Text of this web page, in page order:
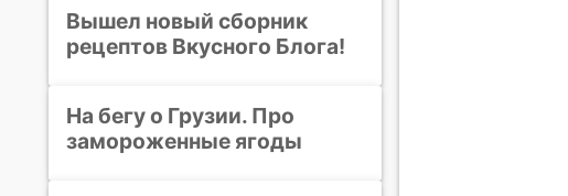
Вышел новый сборник
рецептов Вкусного Блога!
На бегу о Грузии. Про
замороженные ягоды